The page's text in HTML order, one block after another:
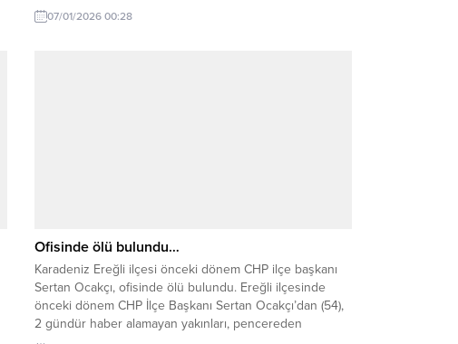
Müdürü Özlem Kamer katıldı. Ziyarette, kurumun faaliyet
alanları, eğitim vizyonu ve Kdz. Ereğli’de yapılabilecek iş
07/01/2026 00:28
Ofisinde ölü bulundu…
Karadeniz Ereğli ilçesi önceki dönem CHP ilçe başkanı
Sertan Ocakçı, ofisinde ölü bulundu. Ereğli ilçesinde
önceki dönem CHP İlçe Başkanı Sertan Ocakçı’dan (54),
2 gündür haber alamayan yakınları, pencereden